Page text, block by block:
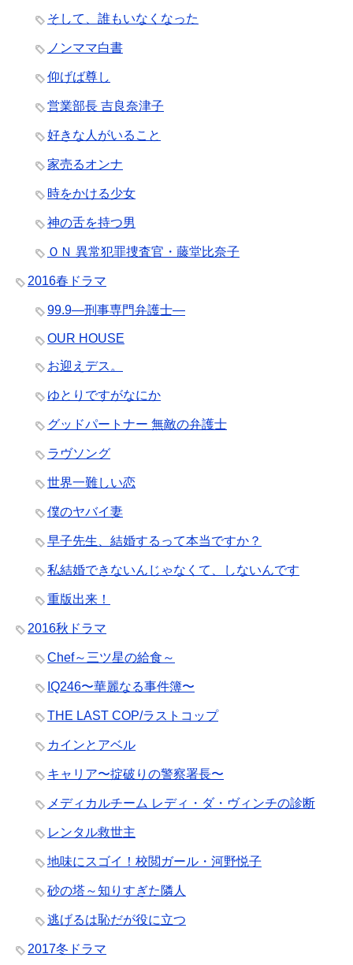
そして、誰もいなくなった
ノンママ白書
仰げば尊し
営業部長 吉良奈津子
好きな人がいること
家売るオンナ
時をかける少女
神の舌を持つ男
ＯＮ 異常犯罪捜査官・藤堂比奈子
2016春ドラマ
99.9―刑事専門弁護士―
OUR HOUSE
お迎えデス。
ゆとりですがなにか
グッドパートナー 無敵の弁護士
ラヴソング
世界一難しい恋
僕のヤバイ妻
早子先生、結婚するって本当ですか？
私結婚できないんじゃなくて、しないんです
重版出来！
2016秋ドラマ
Chef～三ツ星の給食～
IQ246〜華麗なる事件簿〜
THE LAST COP/ラストコップ
カインとアベル
キャリア〜掟破りの警察署長〜
メディカルチーム レディ・ダ・ヴィンチの診断
レンタル救世主
地味にスゴイ！校閲ガール・河野悦子
砂の塔～知りすぎた隣人
逃げるは恥だが役に立つ
2017冬ドラマ